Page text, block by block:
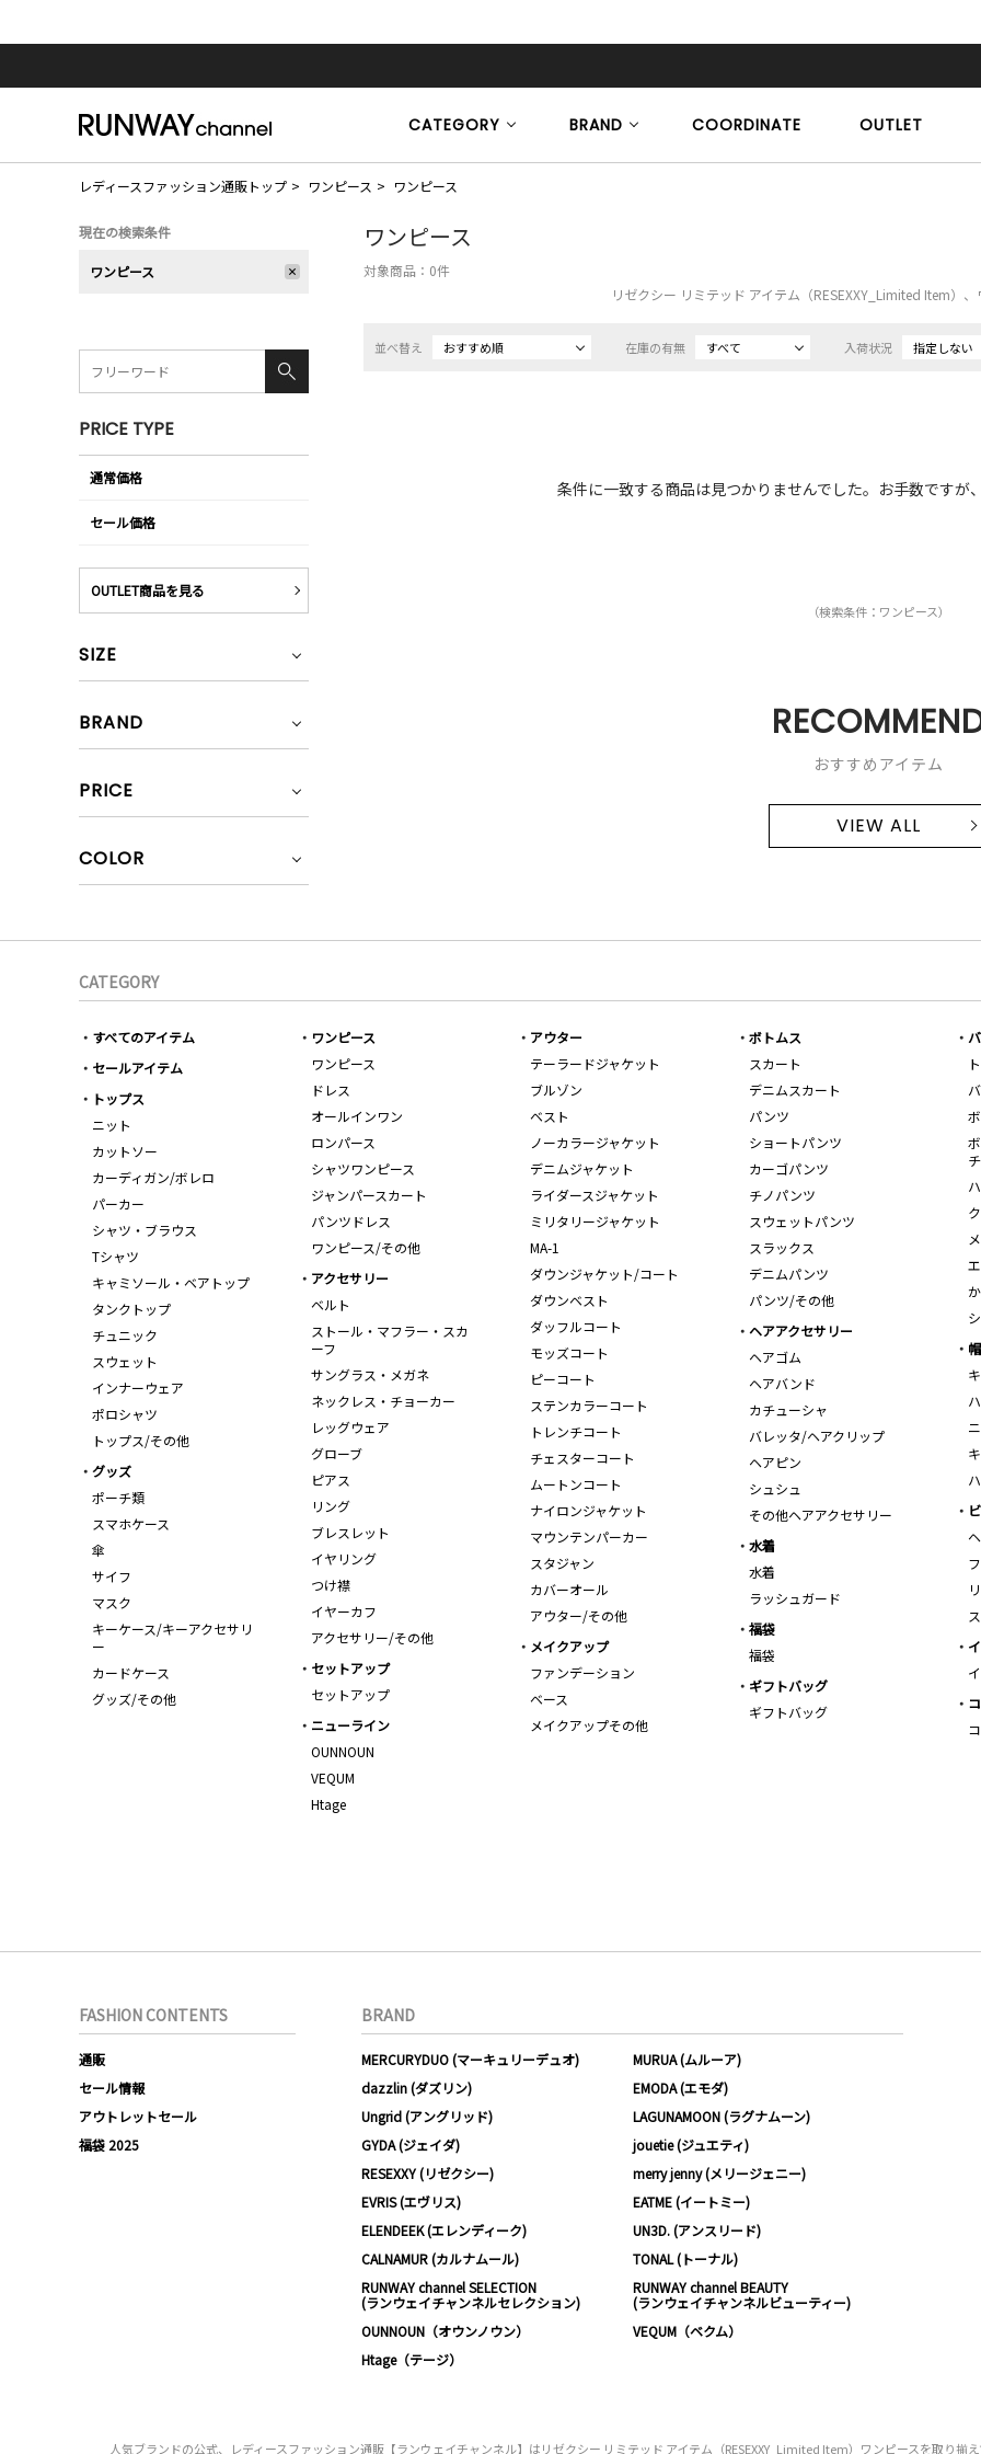
CATEGORY BRAND COORDINATE OUTLET
レディースファッション通販トップ ワンピース ワンピース
ワンピース
対象商品： 0件
リゼクシー リミテッド アイテム（RESEXXY_Limited Item）
並べ替え おすすめ順 在庫の有無 すべて 入荷状況 指定しない
条件に一致する商品は見つかりませんでした。お手数ですが
（検索条件：ワンピース）
おすすめアイテム
VIEW ALL
現在の検索条件
ワンピース
PRICE TYPE
通常価格
セール価格
OUTLET商品を見る
SIZE
BRAND
PRICE
COLOR
CATEGORY
すべてのアイテム
セールアイテム
トップス
ニット
カットソー
カーディガン/ボレロ
パーカー
シャツ・ブラウス
Tシャツ
キャミソール・ベアトップ
タンクトップ
チュニック
スウェット
インナーウェア
ポロシャツ
トップス/その他
ワンピース
ワンピース
ドレス
オールインワン
ロンパース
シャツワンピース
ジャンパースカート
パンツドレス
ワンピース/その他
アウター
テーラードジャケット
ブルゾン
ベスト
ノーカラージャケット
デニムジャケット
ライダースジャケット
ミリタリージャケット
MA-1
ダウンジャケット/コート
ダウンベスト
ダッフルコート
モッズコート
ピーコート
ステンカラーコート
トレンチコート
チェスターコート
ムートンコート
ナイロンジャケット
マウンテンパーカー
スタジャン
カバーオール
アウター/その他
ボトムス
スカート
デニムスカート
パンツ
ショートパンツ
カーゴパンツ
チノパンツ
スウェットパンツ
スラックス
デニムパンツ
パンツ/その他
チ
アクセサリー
ベルト
ストール・マフラー・スカ
ーフ
サングラス・メガネ
ネックレス・チョーカー
レッグウェア
グローブ
ピアス
リング
ブレスレット
イヤリング
つけ襟
イヤーカフ
アクセサリー/その他
ヘアアクセサリー
ヘアゴム
ヘアバンド
カチューシャ
バレッタ/ヘアクリップ
ヘアピン
シュシュ
その他ヘアアクセサリー
グッズ
ポーチ類
スマホケース
傘
サイフ
マスク
キーケース/キーアクセサリ
ー
カードケース
グッズ/その他
水着
水着
ラッシュガード
福袋
福袋
メイクアップ
ファンデーション
ベース
メイクアップその他
セットアップ
セットアップ
ギフトバッグ
ギフトバッグ
ニューライン
OUNNOUN
VEQUM
Htage
FASHION CONTENTS
通販
セール情報
アウトレットセール
福袋 2025
BRAND
MERCURYDUO (マーキュリーデュオ)
MURUA (ムルーア)
dazzlin (ダズリン)
EMODA (エモダ)
Ungrid (アングリッド)
LAGUNAMOON (ラグナムーン)
GYDA (ジェイダ)
jouetie (ジュエティ)
RESEXXY (リゼクシー)
merry jenny (メリージェニー)
EVRIS (エヴリス)
EATME (イートミー)
ELENDEEK (エレンディーク)
UN3D. (アンスリード)
CALNAMUR (カルナムール)
TONAL (トーナル)
RUNWAY channel SELECTION
(ランウェイチャンネルセレクション)
RUNWAY channel BEAUTY
(ランウェイチャンネルビューティー)
OUNNOUN（オウンノウン）
VEQUM（ベクム）
Htage（テージ）
人気ブランドの公式、レディースファッション通販【ランウェイチャンネル】はリゼクシー リミテッド アイテム（RESEXXY_Limited Item）ワンピースを取り